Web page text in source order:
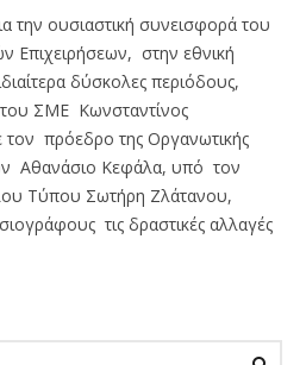
την ουσιαστική συνεισφορά του
Επιχειρήσεων, στην εθνική
δύσκολες περιόδους,
ΣΜΕ Κωνσταντίνος
τον πρόεδρο της Οργανωτικής
Αθανάσιο Κεφάλα, υπό τον
Τύπου Σωτήρη Ζλάτανου,
τις δραστικές αλλαγές